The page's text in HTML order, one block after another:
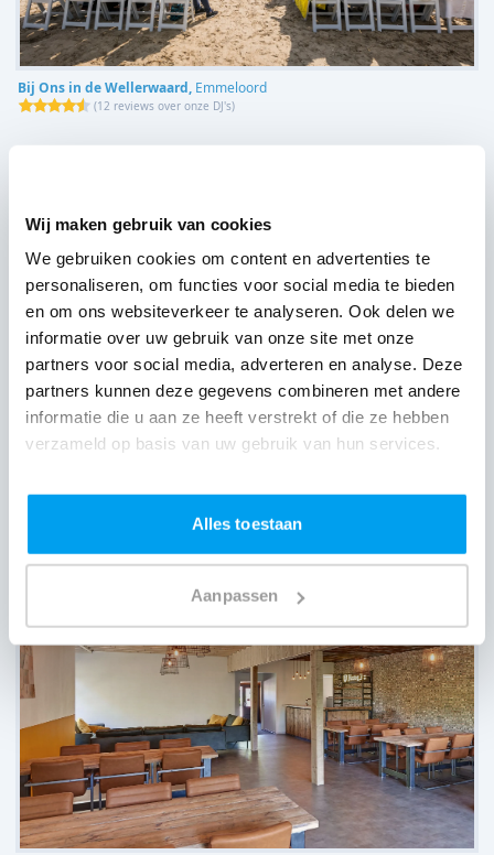
Wij maken gebruik van cookies
We gebruiken cookies om content en advertenties te
personaliseren, om functies voor social media te bieden
en om ons websiteverkeer te analyseren. Ook delen we
informatie over uw gebruik van onze site met onze
partners voor social media, adverteren en analyse. Deze
partners kunnen deze gegevens combineren met andere
informatie die u aan ze heeft verstrekt of die ze hebben
verzameld op basis van uw gebruik van hun services.
Alles toestaan
Aanpassen
Bij Ons in de Wellerwaard, Emmeloord
(12 reviews over onze DJ's)
(12 reviews over onze DJ's)